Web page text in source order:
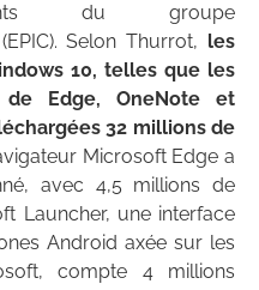
du groupe
Selon Thurrot, les
10, telles que les
Edge, OneNote et
32 millions de
Microsoft Edge a
avec 4,5 millions de
Launcher, une interface
Android axée sur les
compte 4 millions